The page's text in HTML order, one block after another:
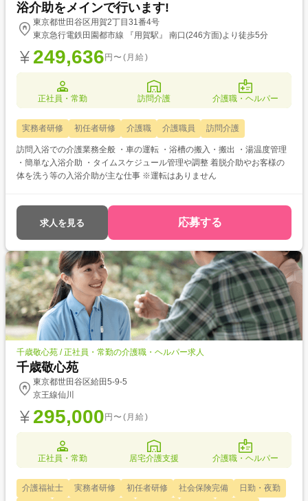
浴介助をメインで行います!
東京都世田谷区用賀2丁目31番4号
東京急行電鉄田園都市線 『用賀駅』 南口(246方面)より徒歩5分
249,636 円〜(月給)
正社員・常勤 訪問介護 介護職・ヘルパー
実務者研修 初任者研修 介護職 介護職員 訪問介護
訪問入浴での介護業務全般 ・車の運転 ・浴槽の搬入・搬出 ・湯温度管理
・簡単な入浴介助 ・タイムスケジュール管理や調整 着脱介助やお客様の
体を洗う等の入浴介助が主な仕事 ※運転はありません
求人を見る 応募する
千歳敬心苑 / 正社員・常勤の介護職・ヘルパー求人
千歳敬心苑
東京都世田谷区給田5-9-5
京王線仙川
295,000 円〜(月給)
正社員・常勤 居宅介護支援 介護職・ヘルパー
介護福祉士 実務者研修 初任者研修 社会保険完備
日勤・夜勤